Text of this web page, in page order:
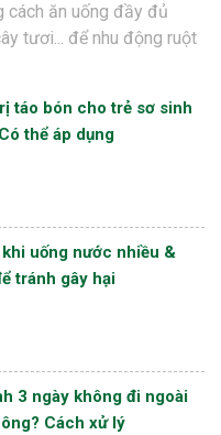
cách ăn uống đầy đủ
tươi... để nhu động ruột
táo bón cho trẻ sơ sinh
thể áp dụng
uống nước nhiều &
tránh gây hại
3 ngày không đi ngoài
Cách xử lý